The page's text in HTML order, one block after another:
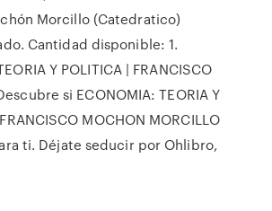
Morcillo (Catedratico)
Cantidad disponible: 1.
Y POLITICA | FRANCISCO
si ECONOMIA: TEORIA Y
MOCHON MORCILLO
ti. Déjate seducir por Ohlibro,